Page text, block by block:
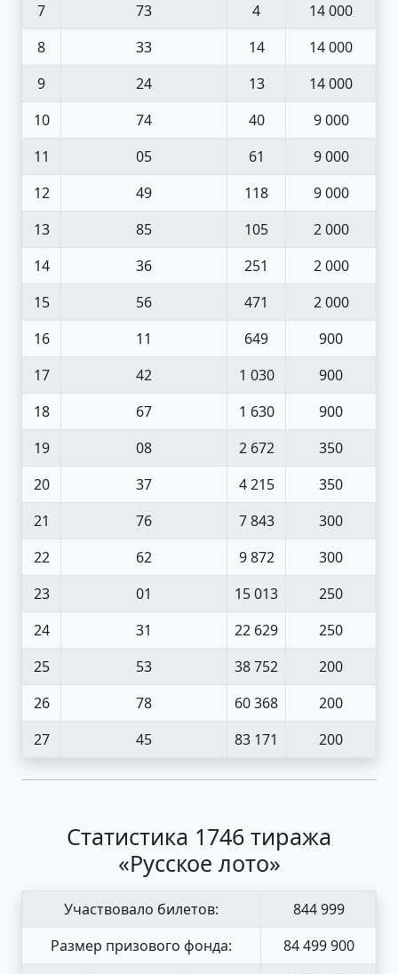
7
73 4
14 000
8
33 14
14 000
9
24 13
14 000
10
74 40
9 000
11
05 61
9 000
12
49 118
9 000
13
85 105
2 000
14
36 251
2 000
15
56 471
2 000
16
11 649
900
17
42 1 030
900
18
67 1 630
900
19
08 2 672
350
20
37 4 215
350
21
76 7 843
300
22
62 9 872
300
23
01 15 013
250
24
31 22 629
250
25
53 38 752
200
26
78 60 368
200
27
45 83 171 200
Статистика 1746 тиража
«Русское лото»
Участвовало билетов:
844 999
Размер призового фонда:
84 499 900